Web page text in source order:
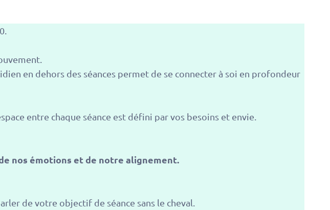
en dehors des séances permet de se connecter à soi en profondeur
entre chaque séance est défini par vos besoins et envie.
nos émotions et de notre alignement.
de votre objectif de séance sans le cheval.